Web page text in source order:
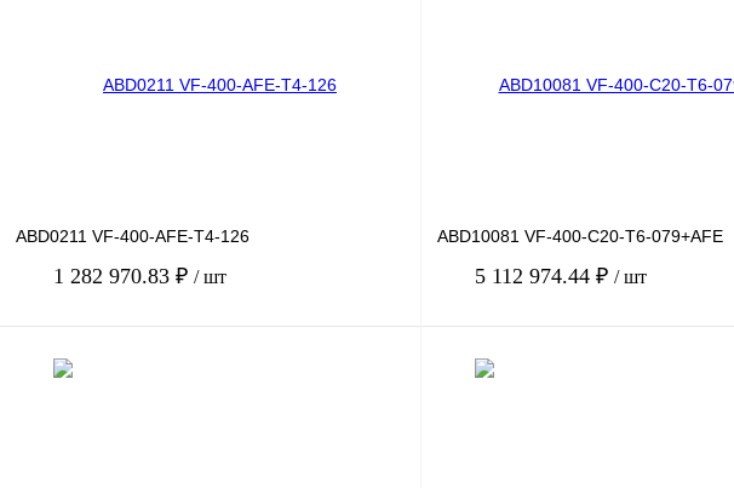
ABD0211 VF-400-AFE-T4-126
1 282 970.83 ₽ / шт
ABD10081 VF-400-C20-T6-079+AFE
5 112 974.44 ₽ / шт